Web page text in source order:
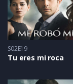
S02E19
Tu eres mi roca